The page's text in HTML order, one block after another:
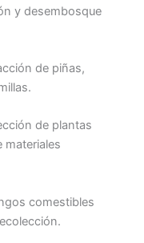
y desembosque
de piñas,
de plantas
materiales
comestibles